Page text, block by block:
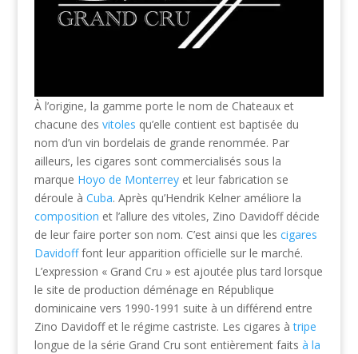
À l’origine, la gamme porte le nom de Chateaux et
chacune des vitoles qu’elle contient est baptisée du
nom d’un vin bordelais de grande renommée. Par
ailleurs, les cigares sont commercialisés sous la
marque Hoyo de Monterreyet leur fabrication se
déroule à Cuba. Après qu’Hendrik Kelner améliore la
composition et l’allure des vitoles, Zino Davidoff décide
de leur faire porter son nom. C’est ainsi que les cigares
Davidofffont leur apparition officielle sur le marché.
L’expression « Grand Cru » est ajoutée plus tard lorsque
le site de production déménage en République
dominicaine vers 1990-1991 suite à un différend entre
Zino Davidoff et le régime castriste. Les cigares àtripe
longue de la série Grand Cru sont entièrement faits à la